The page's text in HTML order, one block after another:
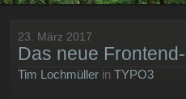
23. März 2017
Das neue
Tim Lochmüller in TYPO3